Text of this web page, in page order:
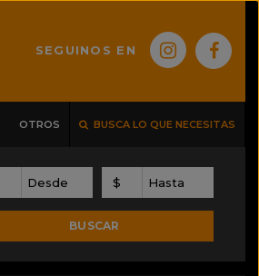
SEGUINOS EN
OTROS BUSCA LO QUE NECESITAS
$
BUSCAR